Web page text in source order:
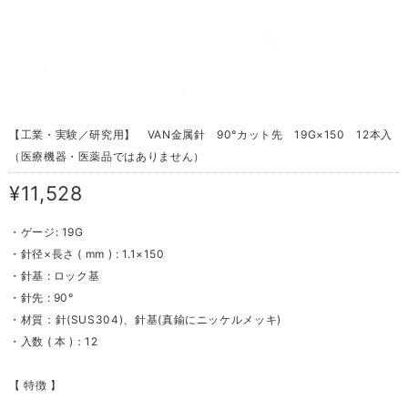
【工業・実験／研究用】 VAN金属針 90°カット先 19G×150 12本入
（医療機器・医薬品ではありません）
¥11,528
・ゲージ: 19G
・針径×長さ ( mm ) : 1.1×150
・針基 : ロック基
・針先 : 90°
・材質：針(SUS304)、針基(真鍮にニッケルメッキ)
・入数 ( 本 )：12
【 特徴 】